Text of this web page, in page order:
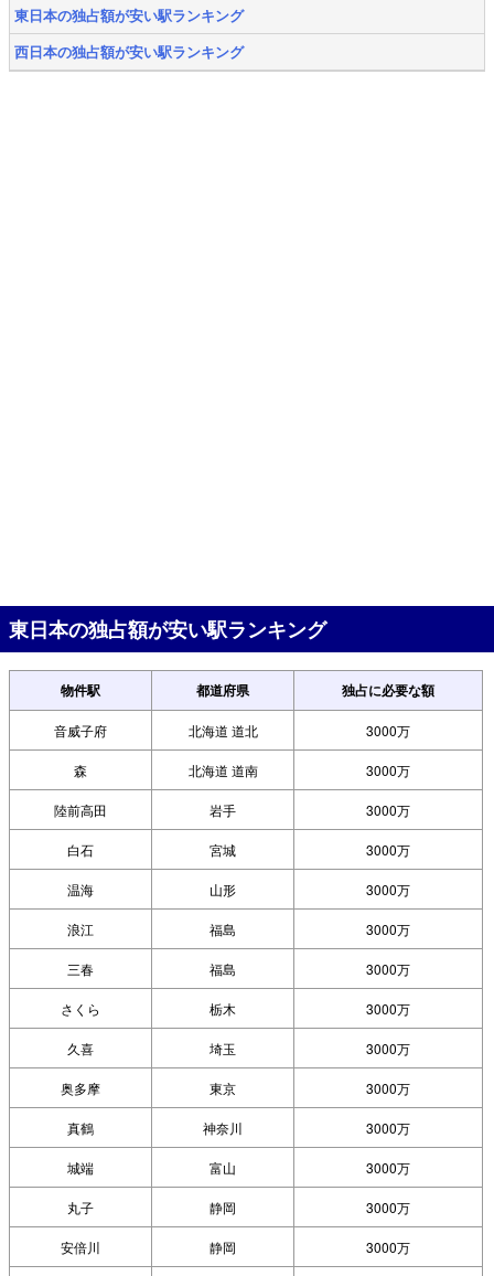
東日本の独占額が安い駅ランキング
西日本の独占額が安い駅ランキング
東日本の独占額が安い駅ランキング
物件駅 都道府県 独占に必要な額
音威子府 北海道 道北 3000万
森 北海道 道南 3000万
陸前高田 岩手 3000万
白石 宮城 3000万
温海 山形 3000万
浪江 福島 3000万
三春 福島 3000万
さくら 栃木 3000万
久喜 埼玉 3000万
奥多摩 東京 3000万
真鶴 神奈川 3000万
城端 富山 3000万
丸子 静岡 3000万
安倍川 静岡 3000万